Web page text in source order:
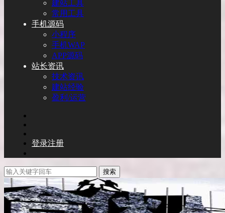
建站工具
常用工具
手机源码
小程序
手机WAP
APP源码
站长资讯
技术资讯
建站经验
盈利/运营
登录注册
搜索